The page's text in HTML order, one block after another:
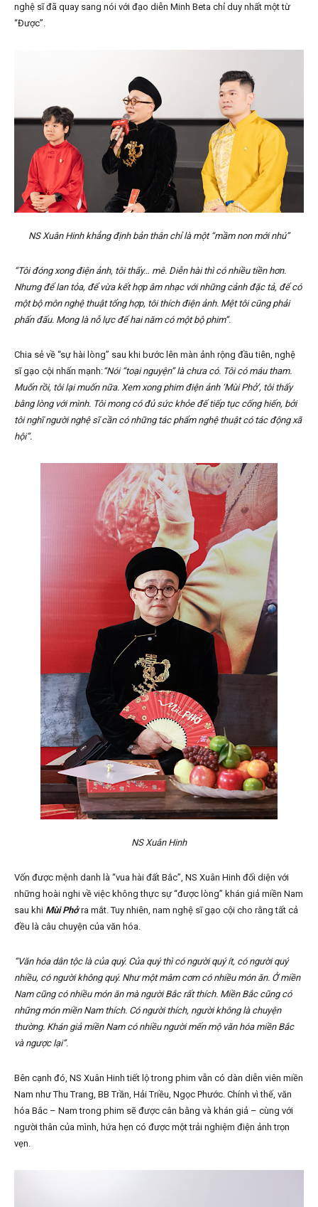
nghệ sĩ đã quay sang nói với đạo diễn Minh Beta chỉ duy nhất một từ
“Được”.
NS Xuân Hinh khẳng định bản thân chỉ là một “mầm non mới nhú”
“Tôi đóng xong điện ảnh, tôi thấy… mê. Diễn hài thì có nhiều tiền hơn.
Nhưng để lan tỏa, để vừa kết hợp âm nhạc với những cảnh đặc tả, để có
một bộ môn nghệ thuật tổng hợp, tôi thích điện ảnh. Mệt tôi cũng phải
phấn đấu. Mong là nỗ lực để hai năm có một bộ phim”.
Chia sẻ về “sự hài lòng” sau khi bước lên màn ảnh rộng đầu tiên, nghệ
sĩ gạo cội nhấn mạnh:“Nói “toại nguyện” là chưa có. Tôi có máu tham.
Muốn rồi, tôi lại muốn nữa. Xem xong phim điện ảnh ‘Mùi Phở’, tôi thấy
bằng lòng với mình. Tôi mong có đủ sức khỏe để tiếp tục cống hiến, bởi
tôi nghĩ người nghệ sĩ cần có những tác phẩm nghệ thuật có tác động xã
hội”.
NS Xuân Hinh
Vốn được mệnh danh là “vua hài đất Bắc”, NS Xuân Hinh đối diện với
những hoài nghi về việc không thực sự “được lòng” khán giả miền Nam
sau khi Mùi Phởra mắt. Tuy nhiên, nam nghệ sĩ gạo cội cho rằng tất cả
đều là câu chuyện của văn hóa.
“Văn hóa dân tộc là của quý. Của quý thì có người quý ít, có người quý
nhiều, có người không quý. Như một mâm cơm có nhiều món ăn. Ở miền
Nam cũng có nhiều món ăn mà người Bắc rất thích. Miền Bắc cũng có
những món miền Nam thích. Có người thích, người không là chuyện
thường. Khán giả miền Nam có nhiều người mến mộ văn hóa miền Bắc
và ngược lại”.
Bên cạnh đó, NS Xuân Hinh tiết lộ trong phim vẫn có dàn diễn viên miền
Nam như Thu Trang, BB Trần, Hải Triều, Ngọc Phước. Chính vì thế, văn
hóa Bắc – Nam trong phim sẽ được cân bằng và khán giả – cùng với
người thân của mình, hứa hẹn có được một trải nghiệm điện ảnh trọn
vẹn.